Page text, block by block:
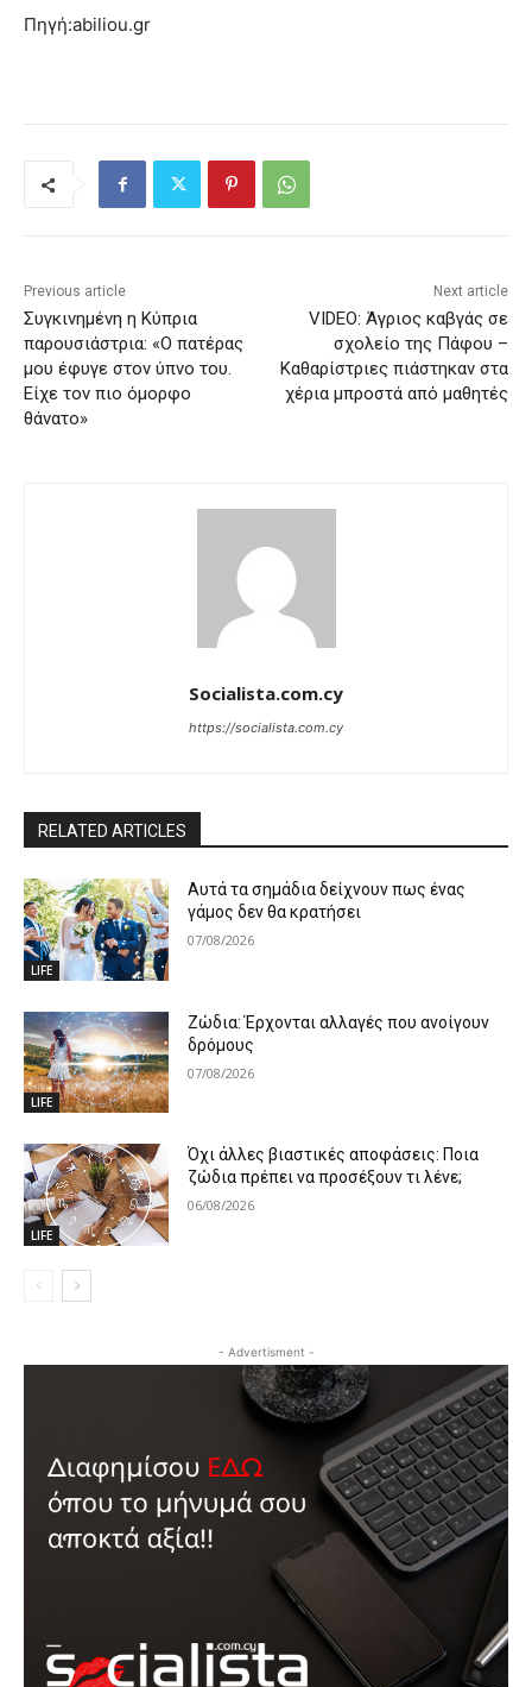
Πηγή:abiliou.gr
Previous article
Συγκινημένη η Κύπρια
παρουσιάστρια: «Ο πατέρας
μου έφυγε στον ύπνο του.
Είχε τον πιο όμορφο
θάνατο»
Next article
VIDEO: Άγριος καβγάς σε
σχολείο της Πάφου –
Καθαρίστριες πιάστηκαν στα
χέρια μπροστά από μαθητές
Socialista.com.cy
https://socialista.com.cy
RELATED ARTICLES
LIFE
Αυτά τα σημάδια δείχνουν πως ένας
γάμος δεν θα κρατήσει
07/08/2026
LIFE
Ζώδια: Έρχονται αλλαγές που ανοίγουν
δρόμους
07/08/2026
LIFE
Όχι άλλες βιαστικές αποφάσεις: Ποια
ζώδια πρέπει να προσέξουν τι λένε;
06/08/2026
- Advertisment -